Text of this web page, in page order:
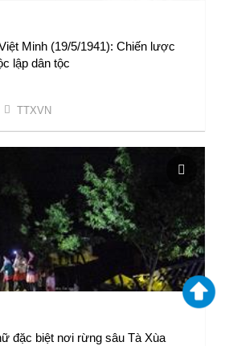
Minh (19/5/1941): Chiến lược
lập dân tộc
TTXVN
đặc biệt nơi rừng sâu Tà Xùa